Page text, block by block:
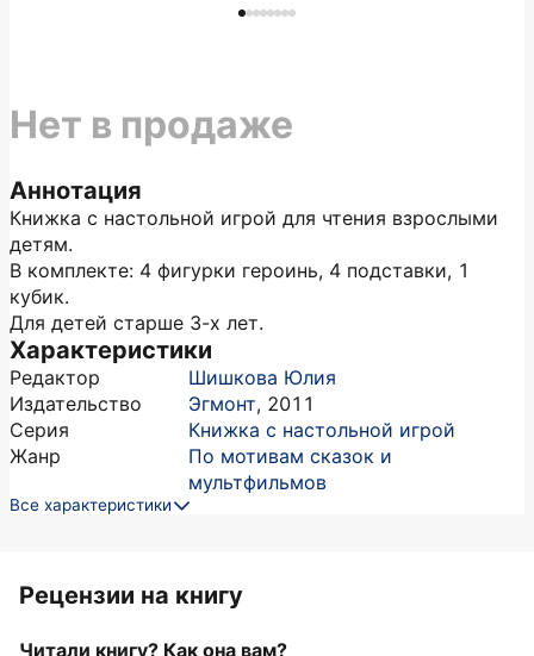
Аннотация
Книжка с настольной игрой для чтения взрослыми
детям.
В комплекте: 4 фигурки героинь, 4 подставки, 1
кубик.
Для детей старше 3-х лет.
Характеристики
Редактор
Шишкова Юлия
Издательство
Эгмонт, 2011
Серия
Книжка с настольной игрой
Жанр
По мотивам сказок и
мультфильмов
Все характеристики
Нет в продаже
Рецензии на книгу
Читали книгу? Как она вам?